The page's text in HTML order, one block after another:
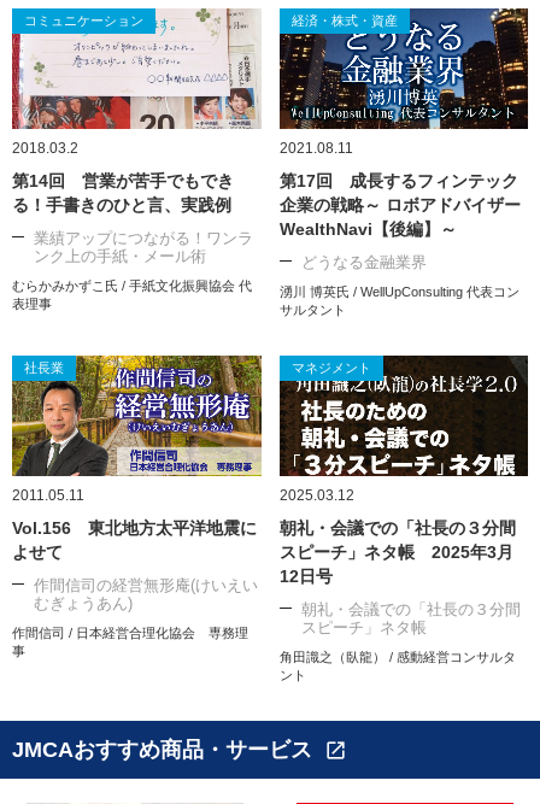
コミュニケーション
2018.03.2
第14回 営業が苦手でもでき
る！手書きのひと言、実践例
業績アップにつながる！ワンラ
ンク上の手紙・メール術
むらかみかずこ氏 / 手紙文化振興協会 代
表理事
経済・株式・資産
2021.08.11
第17回 成長するフィンテック
企業の戦略～ ロボアドバイザー
WealthNavi【後編】～
どうなる金融業界
湧川 博英氏 / WellUpConsulting 代表コン
サルタント
社長業
2011.05.11
Vol.156 東北地方太平洋地震に
よせて
作間信司の経営無形庵(けいえい
むぎょうあん)
作間信司 / 日本経営合理化協会 専務理
事
マネジメント
2025.03.12
朝礼・会議での「社長の３分間
スピーチ」ネタ帳 2025年3月
12日号
朝礼・会議での「社長の３分間
スピーチ」ネタ帳
角田識之（臥龍） / 感動経営コンサルタ
ント
JMCAおすすめ商品・サービス open_in_new